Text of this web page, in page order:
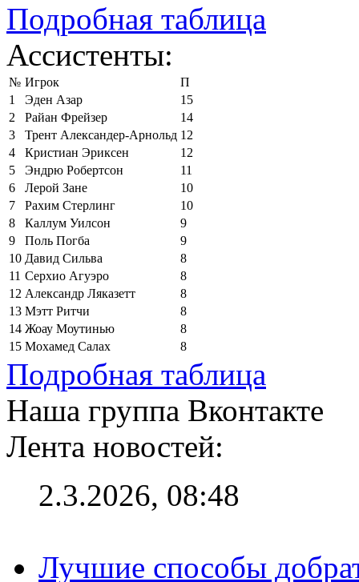
Подробная таблица
Ассистенты:
№ Игрок
П
1
Эден Азар
15
2
Райан Фрейзер
14
3
Трент Александер-Арнольд 12
4
Кристиан Эриксен
12
5
Эндрю Робертсон
11
6
Лерой Зане
10
7
Рахим Стерлинг
10
8
Каллум Уилсон
9
9
Поль Погба
9
10 Давид Сильва
8
11 Серхио Агуэро
8
12 Александр Ляказетт
8
13 Мэтт Ритчи
8
14 Жоау Моутинью
8
15 Мохамед Салах 8
Подробная таблица
Наша группа Вконтакте
Лента новостей:
2.3.2026, 08:48
Лучшие способы